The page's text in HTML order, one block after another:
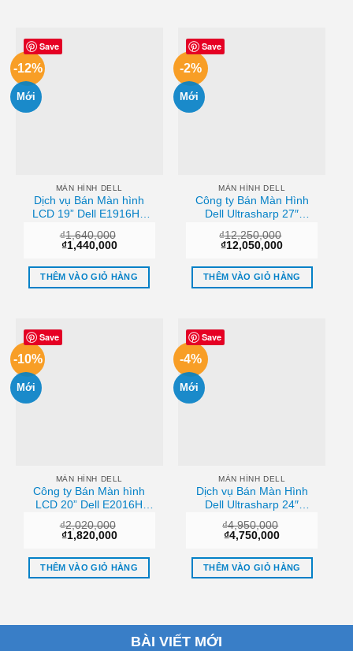
Save
-12%
Mới
MÀN HÌNH DELL
Dịch vụ Bán Màn hình
LCD 19” Dell E1916HV
₫1,640,000
Giá
gốc
là:
₫1,640,000.
₫1,440,000Giá
tại
là:
₫1,440,000.
THÊM VÀO GIỎ HÀNG
Save
-2%
Mới
MÀN HÌNH DELL
Công ty Bán Màn Hình
Dell Ultrasharp 27″
(3840×2160/IPS/60Hz/5ms)
Hcm
₫12,250,000
Giá
là:
₫12,250,000.
₫12,050,000Giá
tại
là:
₫12,050,000.
THÊM VÀO GIỎ HÀNG
Save
-10%
Mới
MÀN HÌNH DELL
Công ty Bán Màn hình
LCD 20” Dell E2016H
Chính Hãng Chất lượng
₫2,020,000
Giá
là:
₫2,020,000.
₫1,820,000Giá
tại
là:
₫1,820,000.
THÊM VÀO GIỎ HÀNG
Save
-4%
Mới
MÀN HÌNH DELL
Dịch vụ Bán Màn Hình
Dell Ultrasharp 24″
U2419H
(1920×1080/IPS/60Hz/8ms)
₫4,950,000
Giá
là:
₫4,950,000.
₫4,750,000Giá
tại
là:
₫4,750,000.
THÊM VÀO GIỎ HÀNG
BÀI VIẾT MỚI